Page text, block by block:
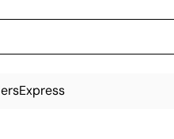
Express